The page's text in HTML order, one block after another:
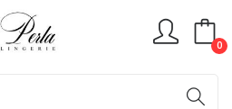
0